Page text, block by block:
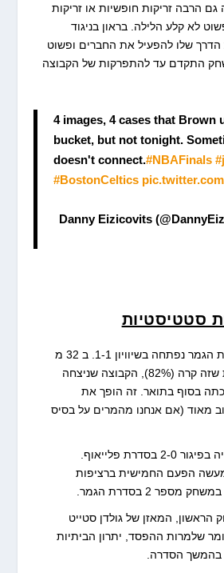
הרבה זריקות חופשיות או זריקות
לא קלע הלילה. בראון בניגוד
שלו להפעיל את החברים ופשוט
התקדם עד להתפרקות של הקבוצה
4 images, 4 cases that Brown
bucket, but not tonight.
doesn't connect.#NBAFinals
#BostonCeltics
סטטיסטיות
40 פעמים בעבר סדרת הגמר נפתחה בשיוויון 1-1. ב 32 מ
39 הפעמים הקודמות שזה קרה (82%), הקבוצה שניצחה
משחק מספר 3, זכתה בסוף בתואר. זה הופך את
מאוד (אם אנחנו מהמרים על בסיס
סטיב קר מעולם לא היה בפיגור 2-0 בסדרת פלייאוף.
הפעם החמישית ברציפות
2 בסדרת הגמר.
המאזן של גולדן סטייט
10-1. זה אומר שלמרות ההפסד, יתרון הביתיות
בהמשך הסדרה.